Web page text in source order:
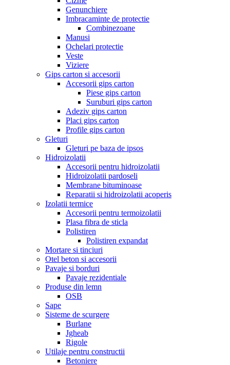
Genunchiere
Imbracaminte de protectie
Combinezoane
Manusi
Ochelari protectie
Veste
Viziere
Gips carton si accesorii
Accesorii gips carton
Piese gips carton
Suruburi gips carton
Adeziv gips carton
Placi gips carton
Profile gips carton
Gleturi
Gleturi pe baza de ipsos
Hidroizolatii
Accesorii pentru hidroizolatii
Hidroizolatii pardoseli
Membrane bituminoase
Reparatii si hidroizolatii acoperis
Izolatii termice
Accesorii pentru termoizolatii
Plasa fibra de sticla
Polistiren
Polistiren expandat
Mortare si tinciuri
Otel beton si accesorii
Pavaje si borduri
Pavaje rezidentiale
Produse din lemn
OSB
Sape
Sisteme de scurgere
Burlane
Jgheab
Rigole
Utilaje pentru constructii
Betoniere